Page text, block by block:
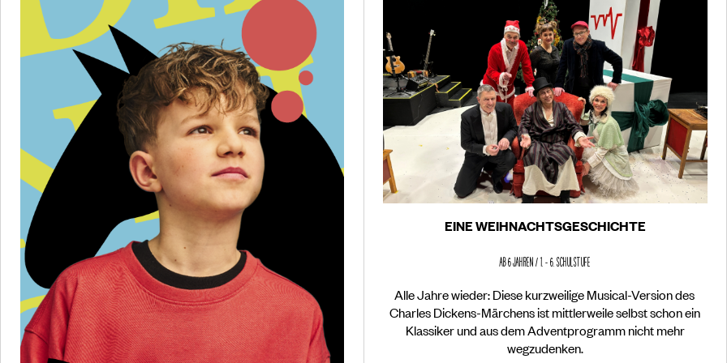
EINE WEIHNACHTSGESCHICHTE
ab 6 Jahren / 1. – 6. Schulstufe
Alle Jahre wieder: Diese kurzweilige Musical-Version des
Charles Dickens-Märchens ist mittlerweile selbst schon ein
Klassiker und aus dem Adventprogramm nicht mehr
wegzudenken.